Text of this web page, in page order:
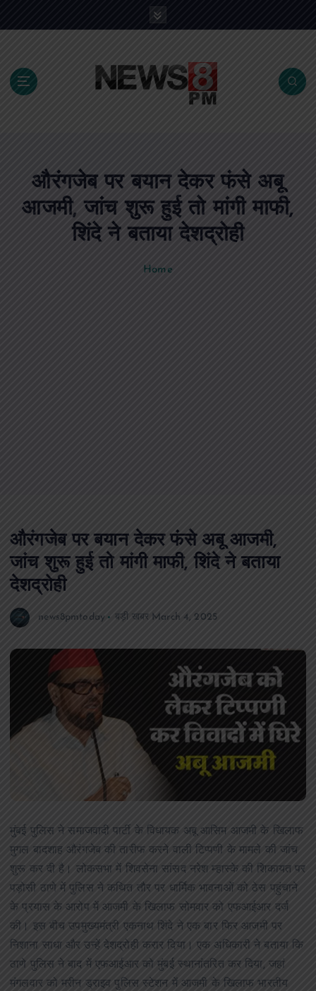
औरंगजेब पर बयान देकर फंसे अबू
आजमी, जांच शुरू हुई तो मांगी माफी,
शिंदे ने बताया देशद्रोही
Home
औरंगजेब पर बयान देकर फंसे अबू आजमी,
जांच शुरू हुई तो मांगी माफी, शिंदे ने बताया
देशद्रोही
news8pmtoday बड़ी खबर March 4, 2025
मुंबई पुलिस ने समाजवादी पार्टी के विधायक अबू आसिम आजमी के खिलाफ
मुगल बादशाह औरंगजेब की तारीफ करने वाली टिप्पणी के मामले की जांच
शुरू कर दी है। लोकसभा में शिवसेना सांसद नरेश म्हास्के की शिकायत पर
पड़ोसी ठाणे में पुलिस ने कथित तौर पर धार्मिक भावनाओं को ठेस पहुंचाने
के प्रयास के आरोप में आजमी के खिलाफ सोमवार को एफआईआर दर्ज
की। इस बीच उपमुख्यमंत्री एकनाथ शिंदे ने एक बार फिर आजमी पर
निशाना साधा और उन्हें देशद्रोही करार दिया। एक अधिकारी ने बताया कि
ठाणे पुलिस ने बाद में एफआईआर को मुंबई स्थानांतरित कर दिया, जहां
मंगलवार को मरीन ड्राइव पुलिस स्टेशन में आजमी के खिलाफ भारतीय